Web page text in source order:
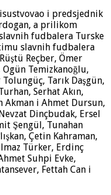
i predsjednik
a prilikom
fudbalera Turske
slavnih fudbalera
Reçber, Ömer
Ogün Temizkanoğlu,
Tarık Daşgün,
Serhat Akın,
Akman i Ahmet Dursun,
Dinçbudak, Ersel
Şengül, Tunahan
Çetin Kahraman,
Türker, Erdinç
Suhpi Evke,
Fettah Can i